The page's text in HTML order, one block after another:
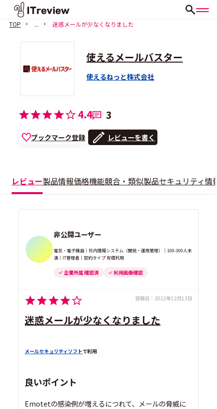
TOP ... 迷惑メールが少なくなりました
使えるメールバスター
使えるねっと株式会社
4.4 3
ブックマーク登録 レビューを書く
レビュー製品情報価格機能競合・類似製品セキュリティ情
非公開ユーザー
電気・電子機器｜社内情報システム（開発・運用管理）｜100-300人未
満｜IT管理者｜契約タイプ 有償利用
企業所属 確認済 利用画像確認
投稿日： 2022年12月13日
迷惑メールが少なくなりました
メールセキュリティソフトで利用
良いポイント
Emotetの感染例が増えるにつれて、メールの脅威に